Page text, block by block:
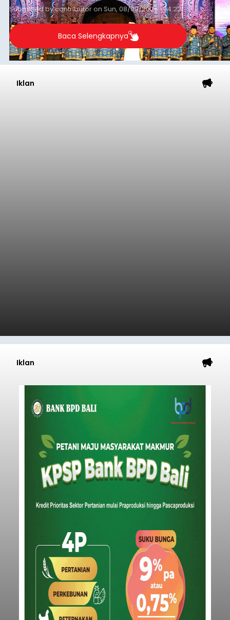
Submitted bycontributoron Sun, 08/09/2026 - 14:22
Baca Selengkapnya
Iklan
Iklan